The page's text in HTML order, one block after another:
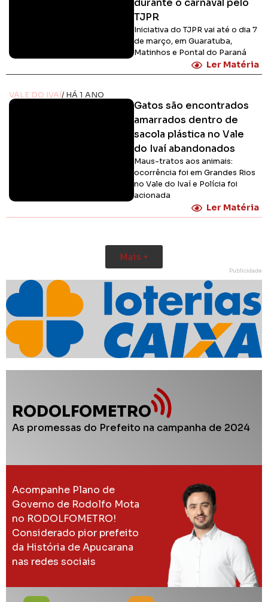
durante o carnaval pelo
TJPR
Iniciativa do TJPR vai até o dia 7
de março, em Guaratuba,
Matinhos e Pontal do Paraná
Ler Matéria
VALE DO IVAÍ/ HÁ 1 ANO
Gatos são encontrados
amarrados dentro de
sacola plástica no Vale
do Ivaí abandonados
Maus-tratos aos animais:
ocorrência foi em Grandes Rios
no Vale do Ivaí e Polícia foi
acionada
Ler Matéria
Mais +
Publicidade
RODOLFOMETRO
As promessas do Prefeito na campanha de 2024
Acompanhe Plano de
Governo de Rodolfo Mota
no RODOLFOMETRO!
Considerado pior prefeito
da História de Apucarana
nas redes sociais